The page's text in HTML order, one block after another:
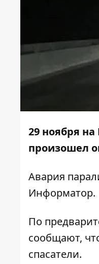
29 ноября
произошел
Авария
Информатор.
По
сообщают,
спасатели.